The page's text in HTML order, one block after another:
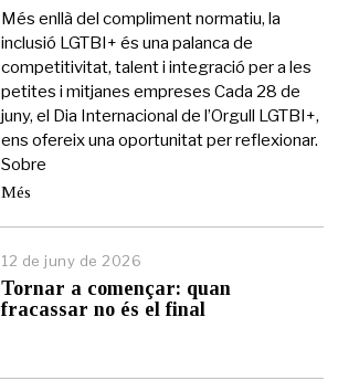
u
n
y
d
e
2
0
Més enllà del compliment normatiu, la
inclusió LGTBI+ és una palanca de
competitivitat, talent i integració per a les
petites i mitjanes empreses Cada 28 de
juny, el Dia Internacional de l’Orgull LGTBI+,
ens ofereix una oportunitat per reflexionar.
Sobre
Més
12 de juny de 2026
2
d
e
n
Tornar a començar: quan
fracassar no és el final